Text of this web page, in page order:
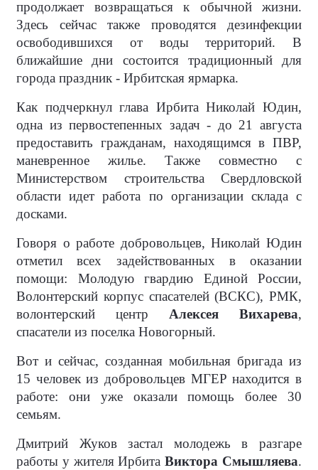
продолжает возвращаться к обычной жизни.
Здесь сейчас также проводятся дезинфекции
освободившихся от воды территорий. В
ближайшие дни состоится традиционный для
города праздник - Ирбитская ярмарка.
Как подчеркнул глава Ирбита Николай Юдин,
одна из первостепенных задач - до 21 августа
предоставить гражданам, находящимся в ПВР,
маневренное жилье. Также совместно с
Министерством строительства Свердловской
области идет работа по организации склада с
досками.
Говоря о работе добровольцев, Николай Юдин
отметил всех задействованных в оказании
помощи: Молодую гвардию Единой России,
Волонтерский корпус спасателей (ВСКС), РМК,
волонтерский центр Алексея Вихарева,
спасатели из поселка Новогорный.
Вот и сейчас, созданная мобильная бригада из
15 человек из добровольцев МГЕР находится в
работе: они уже оказали помощь более 30
семьям.
Дмитрий Жуков застал молодежь в разгаре
работы у жителя ИрбитаВиктора Смышляева.